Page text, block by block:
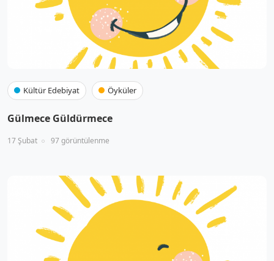
Kültür Edebiyat Öyküler
Gülmece Güldürmece
17 Şubat 97 görüntülenme